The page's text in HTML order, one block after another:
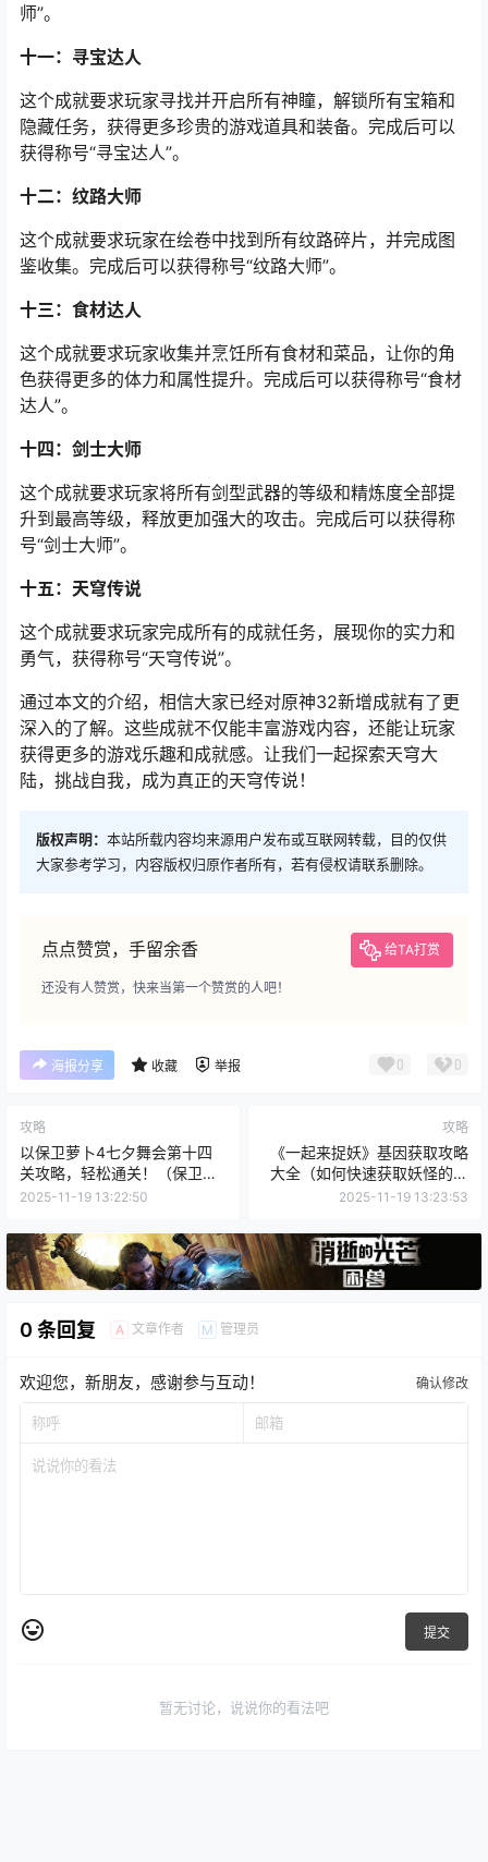
师”。
十一：寻宝达人
这个成就要求玩家寻找并开启所有神瞳，解锁所有宝箱和
隐藏任务，获得更多珍贵的游戏道具和装备。完成后可以
获得称号“寻宝达人”。
十二：纹路大师
这个成就要求玩家在绘卷中找到所有纹路碎片，并完成图
鉴收集。完成后可以获得称号“纹路大师”。
十三：食材达人
这个成就要求玩家收集并烹饪所有食材和菜品，让你的角
色获得更多的体力和属性提升。完成后可以获得称号“食材
达人”。
十四：剑士大师
这个成就要求玩家将所有剑型武器的等级和精炼度全部提
升到最高等级，释放更加强大的攻击。完成后可以获得称
号“剑士大师”。
十五：天穹传说
这个成就要求玩家完成所有的成就任务，展现你的实力和
勇气，获得称号“天穹传说”。
通过本文的介绍，相信大家已经对原神32新增成就有了更
深入的了解。这些成就不仅能丰富游戏内容，还能让玩家
获得更多的游戏乐趣和成就感。让我们一起探索天穹大
陆，挑战自我，成为真正的天穹传说！
版权声明： 本站所载内容均来源用户发布或互联网转载，目的仅供
大家参考学习，内容版权归原作者所有，若有侵权请联系删除。
点点赞赏，手留余香 给TA打赏
还没有人赞赏，快来当第一个赞赏的人吧！
海报分享 收藏 举报 0 0
攻略
以保卫萝卜4七夕舞会第十四
关攻略，轻松通关！（保卫你
的萝卜，闯过最后一道难
2025-11-19 13:22:50
攻略
《一起来捉妖》基因获取攻略
大全（如何快速获取妖怪的基
因，助你成为捉妖高手）
2025-11-19 13:23:53
0 条回复 A 文章作者 M 管理员
欢迎您，新朋友，感谢参与互动！ 确认修改
提交
暂无讨论，说说你的看法吧